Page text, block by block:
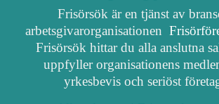
Frisörsök är en tjänst av
arbetsgivarorganisationen
Frisörsök hittar du alla anslutna
uppfyller organisationens
yrkesbevis och seriöst